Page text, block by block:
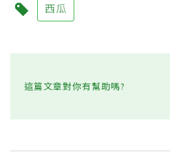
西瓜
這篇文章對你有幫助嗎?